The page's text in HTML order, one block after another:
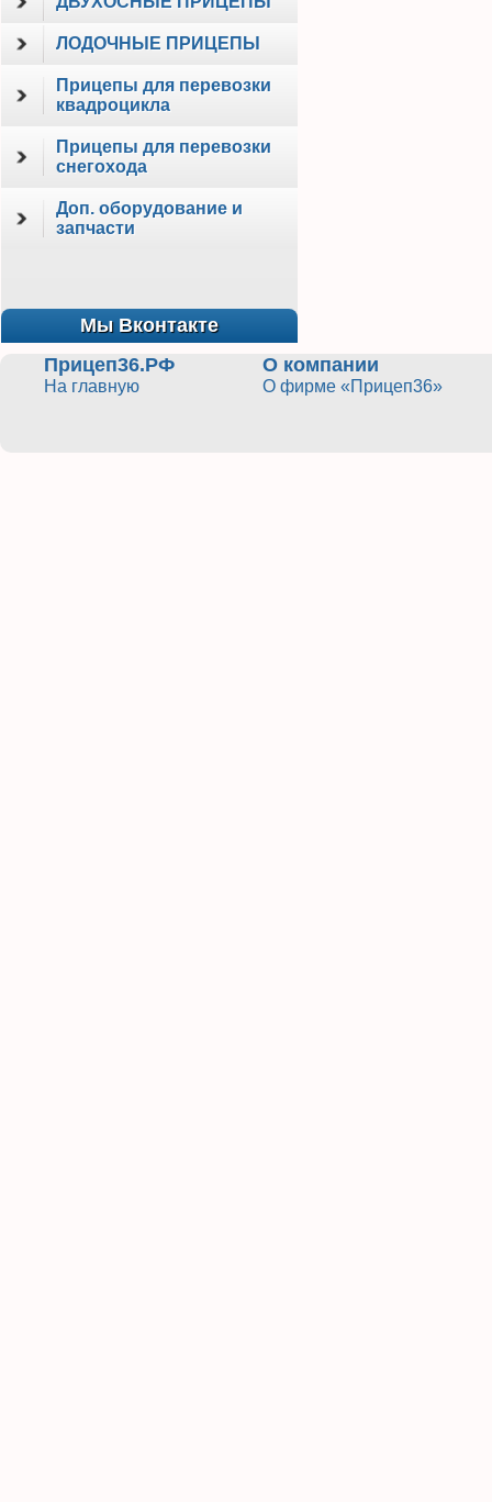
ЛОДОЧНЫЕ ПРИЦЕПЫ
Прицепы для перевозки
квадроцикла
Прицепы для перевозки
снегохода
Доп. оборудование и
запчасти
Мы Вконтакте
Прицеп36.РФ
На главную
О компании
О фирме «Прицеп36»